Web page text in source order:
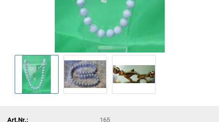
Art.Nr.: 165